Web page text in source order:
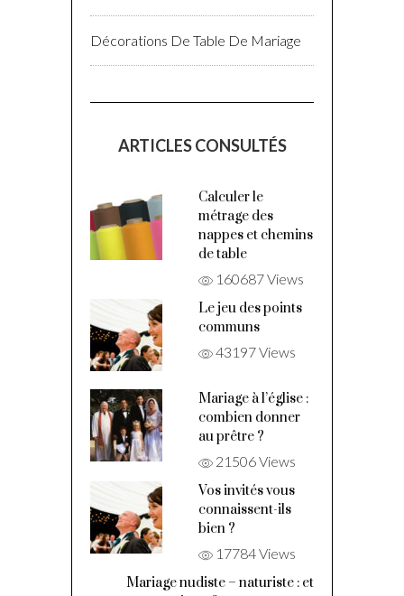
Décorations De Table De Mariage
ARTICLES CONSULTÉS
Calculer le
métrage des
nappes et chemins
de table
160687 Views
Le jeu des points
communs
43197 Views
Mariage à l’église :
combien donner
au prêtre ?
21506 Views
Vos invités vous
connaissent-ils
bien ?
17784 Views
Mariage nudiste – naturiste : et